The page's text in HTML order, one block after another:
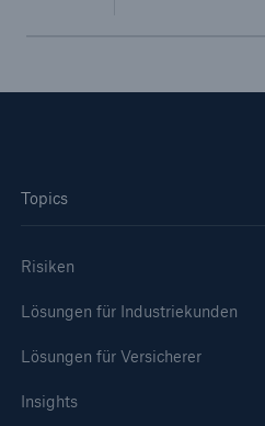
Topics
Risiken
Lösungen für Industriekunden
Lösungen für Versicherer
Insights
Rückversicherungspartner